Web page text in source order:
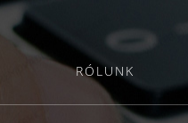
RÓLUNK